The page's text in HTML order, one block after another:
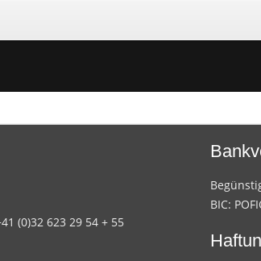
(0)32 623 29 54 + 55
BIC: